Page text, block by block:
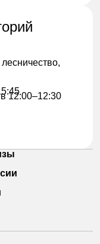
12:00–12:30